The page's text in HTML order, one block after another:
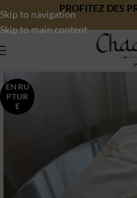
Skip to navigation
Skip to main content
PROFITEZ DES
EN RU
PTUR
E